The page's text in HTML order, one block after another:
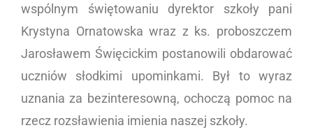
wspólnym świętowaniu dyrektor szkoły pani
Krystyna Ornatowska wraz z ks. proboszczem
Jarosławem Święcickim postanowili obdarować
uczniów słodkimi upominkami. Był to wyraz
uznania za bezinteresowną, ochoczą pomoc na
rzecz rozsławienia imienia naszej szkoły.